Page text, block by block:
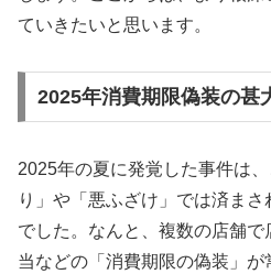
ていきたいと思います。
2025年消費期限偽装の甚
2025年の夏に発覚した事件は
り」や「悪ふざけ」では済ま
でした。なんと、複数の店舗
当などの「消費期限の偽装」